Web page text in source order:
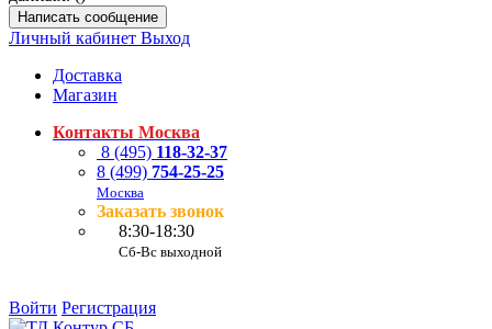
Написать сообщение
Личный кабинет Выход
Доставка
Магазин
Контакты Москва
8 (495) 118-32-37
8 (499) 754-25-25
Москва
Заказать звонок
8:30-18:30
Сб-Вс выходной
Войти Регистрация